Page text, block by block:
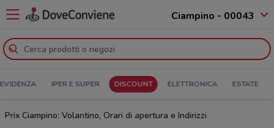
Ciampino - 00043
IPER E SUPER DISCOUNT ELETTRONICA ESTATE
Prix Ciampino: Volantino, Orari di apertura e Indirizzi